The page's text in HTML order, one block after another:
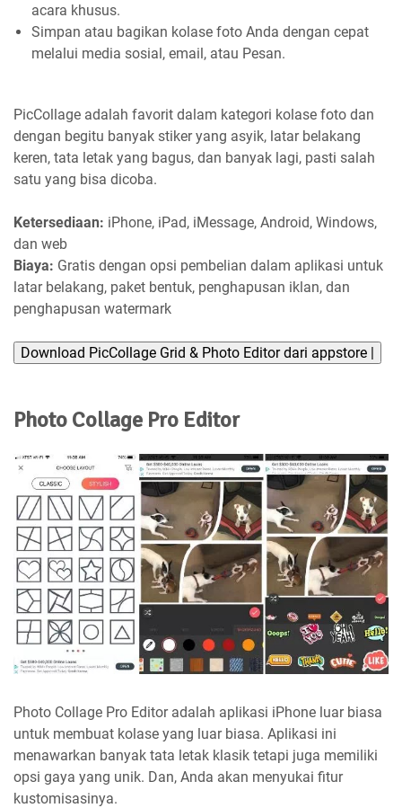
acara khusus.
Simpan atau bagikan kolase foto Anda dengan cepat
melalui media sosial, email, atau Pesan.
PicCollage adalah favorit dalam kategori kolase foto dan
dengan begitu banyak stiker yang asyik, latar belakang
keren, tata letak yang bagus, dan banyak lagi, pasti salah
satu yang bisa dicoba.
Ketersediaan: iPhone, iPad, iMessage, Android, Windows,
dan web
Biaya: Gratis dengan opsi pembelian dalam aplikasi untuk
latar belakang, paket bentuk, penghapusan iklan, dan
penghapusan watermark
Download PicCollage Grid & Photo Editor dari appstore |
Photo Collage Pro Editor
Photo Collage Pro Editor adalah aplikasi iPhone luar biasa
untuk membuat kolase yang luar biasa. Aplikasi ini
menawarkan banyak tata letak klasik tetapi juga memiliki
opsi gaya yang unik. Dan, Anda akan menyukai fitur
kustomisasinya.